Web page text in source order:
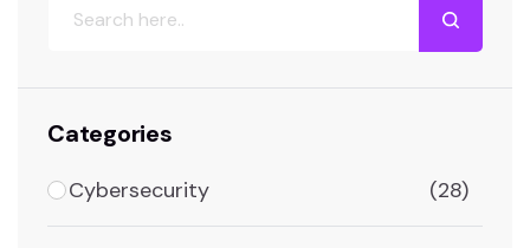
Categories
Cybersecurity (28)